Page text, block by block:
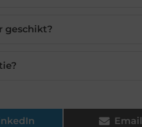
geschikt?
Email